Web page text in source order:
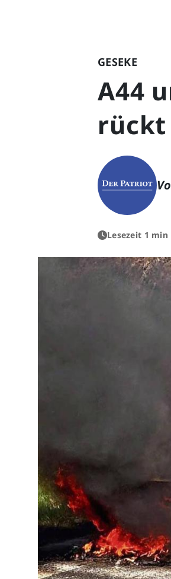
GESEKE
A44
rückt
Lesezeit 1 min